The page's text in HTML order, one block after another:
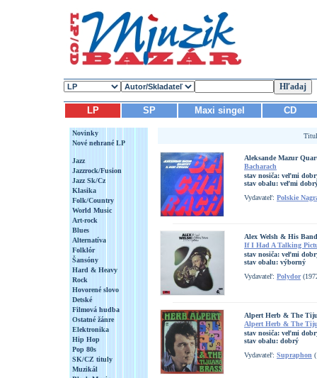
LP SP Maxi singel CD
Novinky
Nové nehrané LP
Jazz
Jazzrock/Fusion
Jazz Sk/Cz
Klasika
Folk/Country
World Music
Art-rock
Blues
Alternatíva
Folklór
Šansóny
Hard & Heavy
Rock
Hovorené slovo
Detské
Filmová hudba
Ostatné žánre
Elektronika
Hip Hop
Pop 80s
SK/CZ tituly
Muzikál
Aleksande Mazur
Bacharach
stav nosiča: veľmi
stav obalu: veľmi
Vydavateľ: Polskie
Alex Welsh & His Band
If I Had A Talking
stav nosiča: veľmi
stav obalu: výborný
Vydavateľ: Polydor
Alpert Herb & The
Alpert Herb & The
stav nosiča: veľmi
stav obalu: dobrý
Vydavateľ: Supraphon